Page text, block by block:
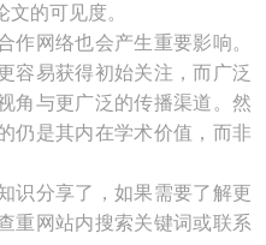
的可见度。
作网络也会产生重要影响。
容易获得初始关注，而广泛
角与更广泛的传播渠道。然
仍是其内在学术价值，而非
识分享了，如果需要了解更
重网站内搜索关键词或联系